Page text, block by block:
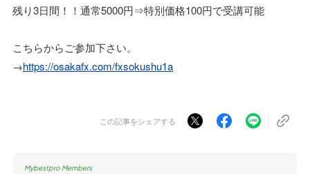
残り3日間！！通常5000円⇒特別価格100円で受講可能
こちらからご参加下さい。
→https://osakafx.com/fxsokushu1a
この記事をシェアする
Mybestpro Members